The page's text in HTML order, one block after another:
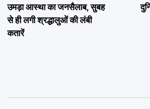
उमड़ा आस्था का जनसैलाब, सुबह
से ही लगी श्रद्धालुओं की लंबी
कतारें